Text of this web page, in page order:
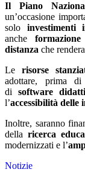
Il Piano
un’occasione
solo investimenti
anche
distanza che
Le risorse
adottare, prima
di software
l’accessibilità delle
Inoltre, saranno
della ricerca
modernizzati e l’
Notizie